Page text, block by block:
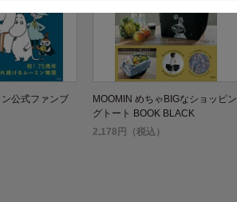
公式ファンブ
MOOMIN めちゃBIGなショッピン
グトート BOOK BLACK
2,178円（税込）